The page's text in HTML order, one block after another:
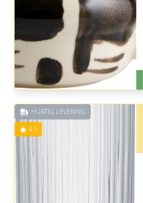
HURTIG LEVERING
4.1